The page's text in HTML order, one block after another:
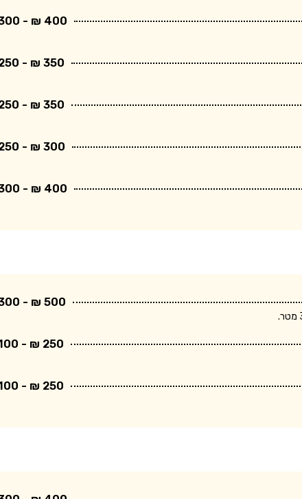
400 ₪ - 300 ₪
350 ₪ - 250 ₪
350 ₪ - 250 ₪
300 ₪ - 250 ₪
400 ₪ - 300 ₪
500 ₪ - 300 ₪
250 ₪ - 100 ₪
250 ₪ - 100 ₪